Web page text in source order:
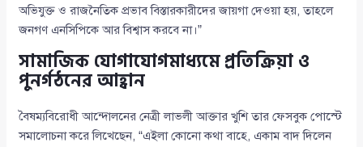
অভিযুক্ত ও রাজনৈতিক প্রভাব বিস্তারকারীদের জায়গা দেওয়া হয়, তাহলে
জনগণ এনসিপিকে আর বিশ্বাস করবে না।”
সামাজিক যোগাযোগমাধ্যমে প্রতিক্রিয়া ও
পুনর্গঠনের আহ্বান
বৈষম্যবিরোধী আন্দোলনের নেত্রী লাভলী আক্তার খুশি তার ফেসবুক পোস্টে
সমালোচনা করে লিখেছেন, “এইলা কোনো কথা বাহে, একাম বাদ দিলেন